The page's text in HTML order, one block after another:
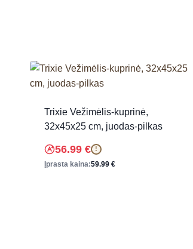
Trixie Vežimėlis-kuprinė,
32x45x25 cm, juodas-pilkas
56.99 € !
Įprasta kaina:59.99 €